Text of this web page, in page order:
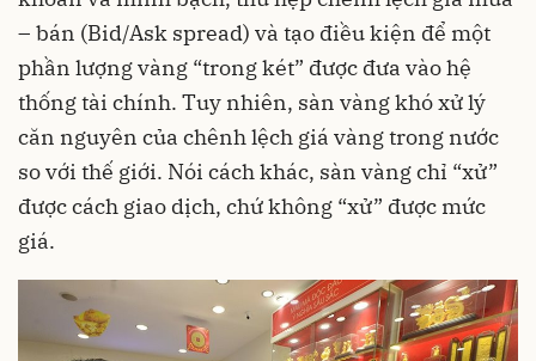
– bán (Bid/Ask spread) và tạo điều kiện để một
phần lượng vàng “trong két” được đưa vào hệ
thống tài chính. Tuy nhiên, sàn vàng khó xử lý
căn nguyên của chênh lệch giá vàng trong nước
so với thế giới. Nói cách khác, sàn vàng chỉ “xử”
được cách giao dịch, chứ không “xử” được mức
giá.